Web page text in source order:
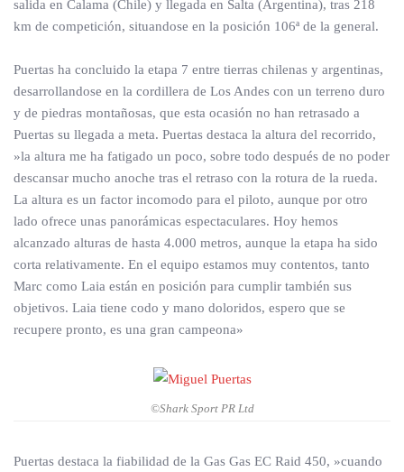
salida en Calama (Chile) y llegada en Salta (Argentina), tras 218
km de competición, situandose en la posición 106ª de la general.
Puertas ha concluido la etapa 7 entre tierras chilenas y argentinas,
desarrollandose en la cordillera de Los Andes con un terreno duro
y de piedras montañosas, que esta ocasión no han retrasado a
Puertas su llegada a meta. Puertas destaca la altura del recorrido,
»la altura me ha fatigado un poco, sobre todo después de no poder
descansar mucho anoche tras el retraso con la rotura de la rueda.
La altura es un factor incomodo para el piloto, aunque por otro
lado ofrece unas panorámicas espectaculares. Hoy hemos
alcanzado alturas de hasta 4.000 metros, aunque la etapa ha sido
corta relativamente. En el equipo estamos muy contentos, tanto
Marc como Laia están en posición para cumplir también sus
objetivos. Laia tiene codo y mano doloridos, espero que se
recupere pronto, es una gran campeona»
©Shark Sport PR Ltd
Puertas destaca la fiabilidad de la Gas Gas EC Raid 450, »cuando